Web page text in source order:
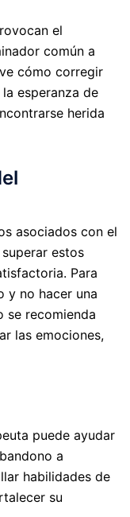
el
común a
cómo corregir
esperanza de
herida
asociados con el
estos
Para
y no hacer una
se recomienda
las emociones,
puede ayudar
a
habilidades de
su